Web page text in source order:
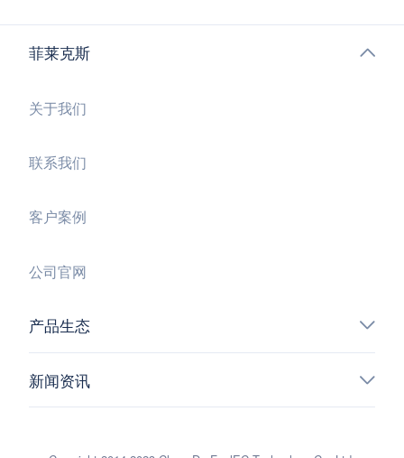
菲莱克斯
关于我们
联系我们
客户案例
公司官网
产品生态
新闻资讯